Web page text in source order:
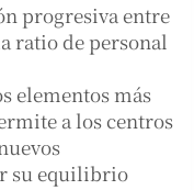
progresiva entre
ratio de personal
elementos más
a los centros
su equilibrio